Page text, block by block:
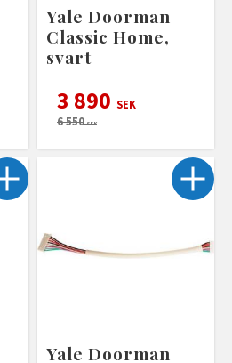
Yale Doorman
Classic Home,
svart
3 890 SEK
6 550SEK
Yale Doorman